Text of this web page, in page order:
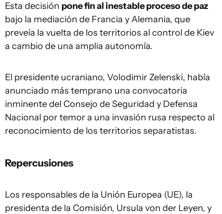
Esta decisión pone fin al inestable proceso de paz
bajo la mediación de Francia y Alemania, que
preveía la vuelta de los territorios al control de Kiev
a cambio de una amplia autonomía.
El presidente ucraniano, Volodimir Zelenski, había
anunciado más temprano una convocatoria
inminente del Consejo de Seguridad y Defensa
Nacional por temor a una invasión rusa respecto al
reconocimiento de los territorios separatistas.
Repercusiones
Los responsables de la Unión Europea (UE), la
presidenta de la Comisión, Ursula von der Leyen, y